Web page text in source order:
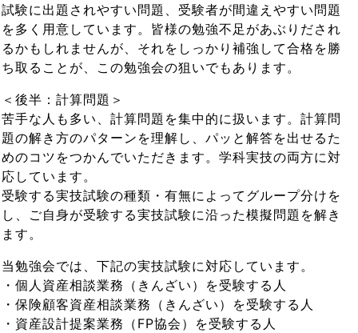
試験に出題されやすい問題、受験者が間違えやすい問題
を多く用意しています。皆様の勉強不足があぶりだされ
るかもしれませんが、それをしっかり補強して合格を勝
ち取ることが、この勉強会の狙いでもあります。
＜後半：計算問題＞
苦手な人も多い、計算問題を集中的に扱います。計算問
題の解き方のパターンを理解し、パッと解答を出せるた
めのコツをつかんでいただきます。学科実技の両方に対
応しています。
受験する実技試験の種類・有無によってグループ分けを
し、ご自身が受験する実技試験に沿った模擬問題を解き
ます。
当勉強会では、下記の実技試験に対応しています。
・個人資産相談業務（きんざい）を受験する人
・保険顧客資産相談業務（きんざい）を受験する人
・資産設計提案業務（FP協会）を受験する人